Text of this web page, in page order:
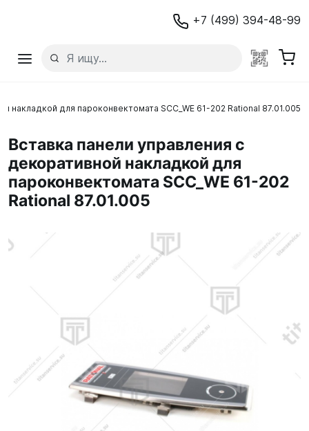
+7 (499) 394-48-99
накладкой для пароконвектомата SCC_WE 61-202 Rational 87.01.005
Вставка панели управления с
декоративной накладкой для
пароконвектомата SCC_WE 61-202
Rational 87.01.005